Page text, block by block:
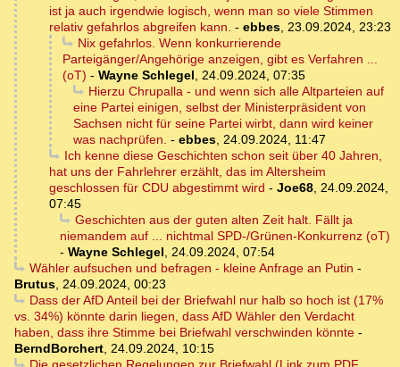
ist ja auch irgendwie logisch, wenn man so viele Stimmen
relativ gefahrlos abgreifen kann. - ebbes, 23.09.2024, 23:23
Nix gefahrlos. Wenn konkurrierende
Parteigänger/Angehörige anzeigen, gibt es Verfahren ...
(oT) - Wayne Schlegel, 24.09.2024, 07:35
Hierzu Chrupalla - und wenn sich alle Altparteien auf
eine Partei einigen, selbst der Ministerpräsident von
Sachsen nicht für seine Partei wirbt, dann wird keiner
was nachprüfen. - ebbes, 24.09.2024, 11:47
Ich kenne diese Geschichten schon seit über 40 Jahren,
hat uns der Fahrlehrer erzählt, das im Altersheim
geschlossen für CDU abgestimmt wird - Joe68, 24.09.2024,
07:45
Geschichten aus der guten alten Zeit halt. Fällt ja
niemandem auf ... nichtmal SPD-/Grünen-Konkurrenz (oT)
- Wayne Schlegel, 24.09.2024, 07:54
Wähler aufsuchen und befragen - kleine Anfrage an Putin -
Brutus, 24.09.2024, 00:23
Dass der AfD Anteil bei der Briefwahl nur halb so hoch ist (17%
vs. 34%) könnte darin liegen, dass AfD Wähler den Verdacht
haben, dass ihre Stimme bei Briefwahl verschwinden könnte -
BerndBorchert, 24.09.2024, 10:15